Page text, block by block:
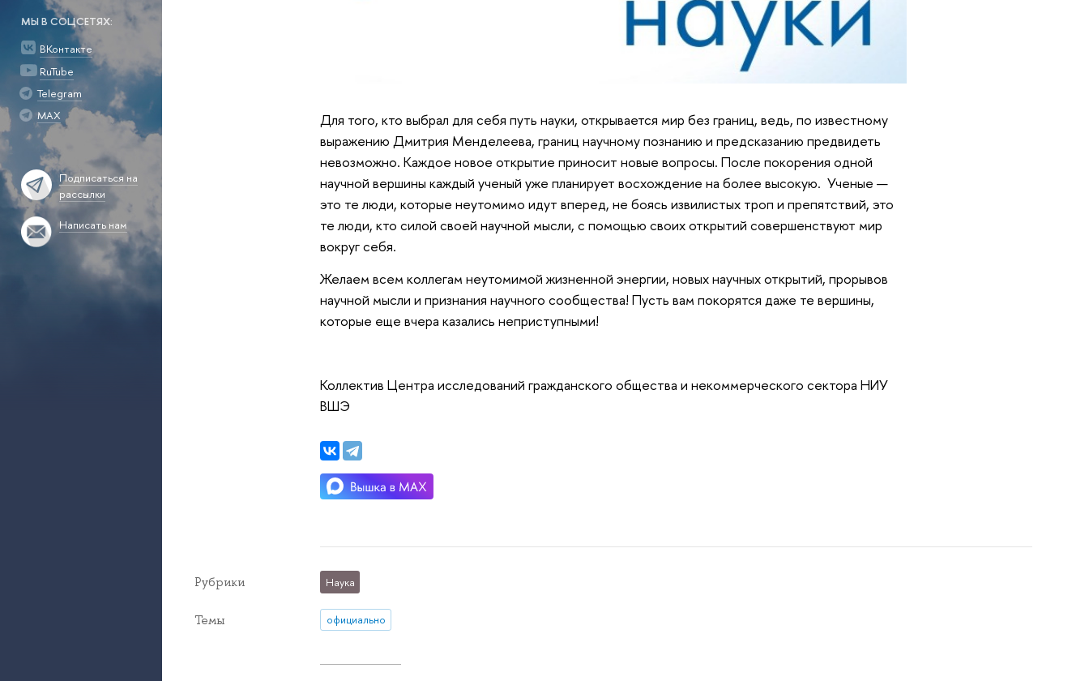
МЫ В СОЦСЕТЯХ:
ВКонтакте
RuTube
Telegram
MAX
Подписаться на
рассылки
Написать нам
Для того, кто выбрал для себя путь науки, открывается мир без границ, ведь, по известному
выражению Дмитрия Менделеева, границ научному познанию и предсказанию предвидеть
невозможно. Каждое новое открытие приносит новые вопросы. После покорения одной
научной вершины каждый ученый уже планирует восхождение на более высокую. Ученые —
это те люди, которые неутомимо идут вперед, не боясь извилистых троп и препятствий, это
те люди, кто силой своей научной мысли, с помощью своих открытий совершенствуют мир
вокруг себя.
Желаем всем коллегам неутомимой жизненной энергии, новых научных открытий, прорывов
научной мысли и признания научного сообщества! Пусть вам покорятся даже те вершины,
которые еще вчера казались неприступными!
Коллектив Центра исследований гражданского общества и некоммерческого сектора НИУ
ВШЭ
Рубрики Наука
Темы официально